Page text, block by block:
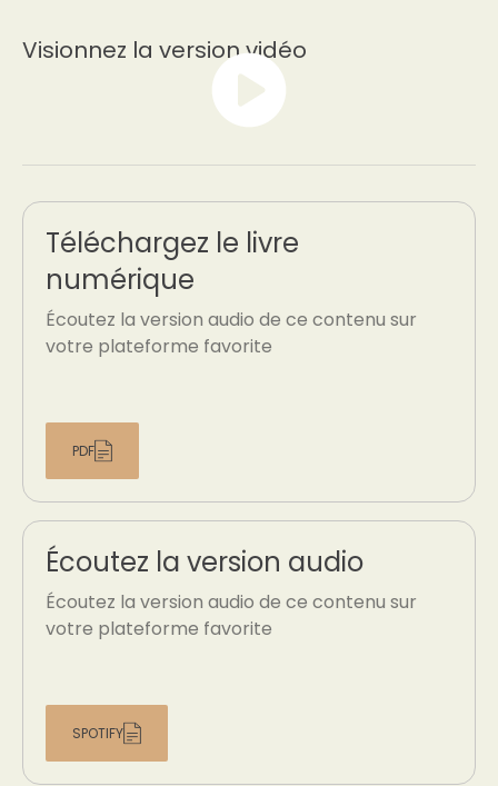
Visionnez la version vidéo
Téléchargez le livre
numérique
Écoutez la version audio de ce contenu sur
votre plateforme favorite
PDF
Écoutez la version audio
Écoutez la version audio de ce contenu sur
votre plateforme favorite
SPOTIFY